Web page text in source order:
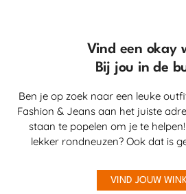
Vind een okay
Bij jou in de
Ben je op zoek naar een leuke
Fashion & Jeans aan het juiste
staan te popelen om je te
lekker rondneuzen? Ook dat is
VIND JOUW